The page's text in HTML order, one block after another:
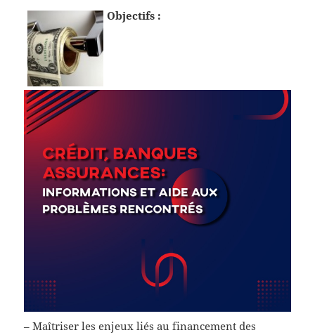
Objectifs :
– Maîtriser les enjeux liés au financement des